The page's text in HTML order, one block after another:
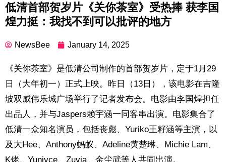
低清首部贺岁片《关你茶室》受热捧 获李国
煌力挺：我找不到可以批评的地方
NewsBee January 14, 2025
《关你茶室》是低清公司制作的首部贺岁片，定于1月29
日（大年初一）正式上映。昨日（13日），该电影在吉隆
坡双威伟乐城广场举行了记者发布会。电影由李国煌担任
出品人，并与Jaspers赖宇涵一同客串出演。电影集合了
低清一众知名演员，包括丧彪、Yuriko王籽涵等主演，以
及大Hee、Anthony蚂蚁、Adeline黄楚琳、Michie Lam、
K佬、Yuniyce、Zuvia、金尘武等人共同出演。